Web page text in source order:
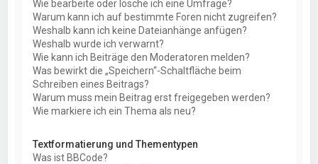
Wie bearbeite oder lösche ich eine Umfrage?
Warum kann ich auf bestimmte Foren nicht zugreifen?
Weshalb kann ich keine Dateianhänge anfügen?
Weshalb wurde ich verwarnt?
Wie kann ich Beiträge den Moderatoren melden?
Was bewirkt die „Speichern“-Schaltfläche beim
Schreiben eines Beitrags?
Warum muss mein Beitrag erst freigegeben werden?
Wie markiere ich ein Thema als neu?
Textformatierung und Thementypen
Was ist BBCode?